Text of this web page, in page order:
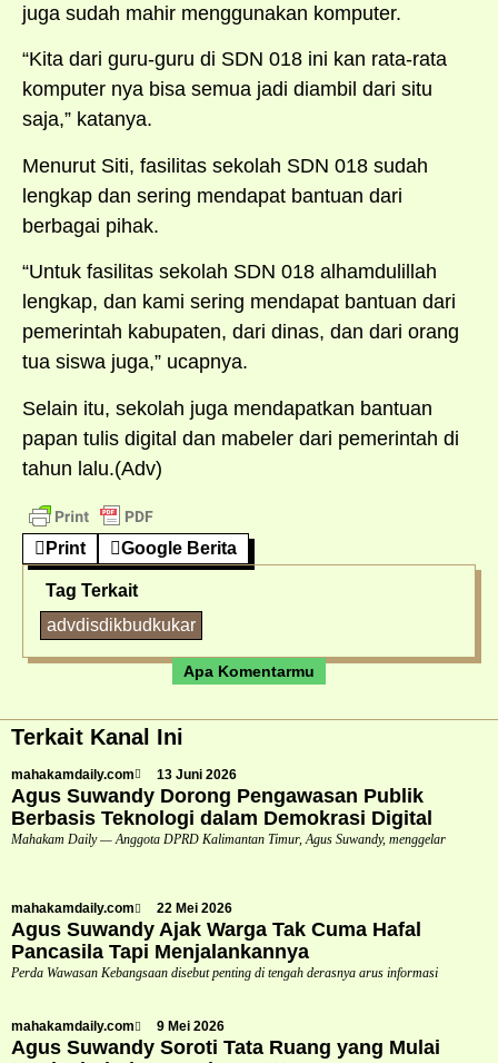
juga sudah mahir menggunakan komputer.
“Kita dari guru-guru di SDN 018 ini kan rata-rata
komputer nya bisa semua jadi diambil dari situ
saja,” katanya.
Menurut Siti, fasilitas sekolah SDN 018 sudah
lengkap dan sering mendapat bantuan dari
berbagai pihak.
“Untuk fasilitas sekolah SDN 018 alhamdulillah
lengkap, dan kami sering mendapat bantuan dari
pemerintah kabupaten, dari dinas, dan dari orang
tua siswa juga,” ucapnya.
Selain itu, sekolah juga mendapatkan bantuan
papan tulis digital dan mabeler dari pemerintah di
tahun lalu.(Adv)
Print Google Berita
Tag Terkait
advdisdikbudkukar
Apa Komentarmu
Terkait Kanal Ini
mahakamdaily.com 13 Juni 2026
Agus Suwandy Dorong Pengawasan Publik
Berbasis Teknologi dalam Demokrasi Digital
Mahakam Daily — Anggota DPRD Kalimantan Timur, Agus Suwandy, menggelar
mahakamdaily.com 22 Mei 2026
Agus Suwandy Ajak Warga Tak Cuma Hafal
Pancasila Tapi Menjalankannya
Perda Wawasan Kebangsaan disebut penting di tengah derasnya arus informasi
mahakamdaily.com 9 Mei 2026
Agus Suwandy Soroti Tata Ruang yang Mulai